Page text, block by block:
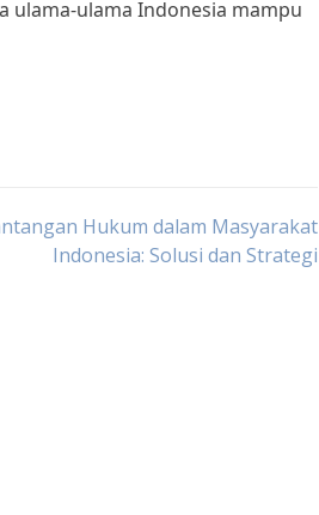
ulama-ulama Indonesia mampu
Hukum dalam Masyarakat
Indonesia: Solusi dan Strategi